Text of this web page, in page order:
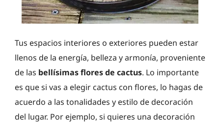
Tus espacios interiores o exteriores pueden estar
llenos de la energía, belleza y armonía, proveniente
de las bellísimas flores de cactus. Lo importante
es que si vas a elegir cactus con flores, lo hagas de
acuerdo a las tonalidades y estilo de decoración
del lugar. Por ejemplo, si quieres una decoración